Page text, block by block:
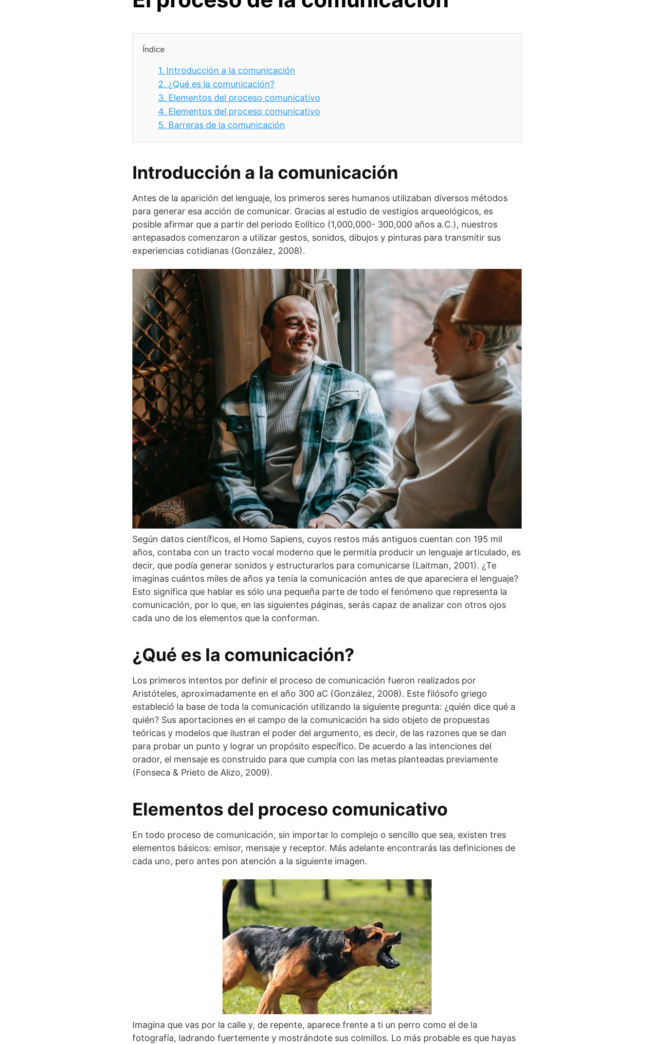
Índice
1. Introducción a la comunicación
2. ¿Qué es la comunicación?
3. Elementos del proceso comunicativo
4. Elementos del proceso comunicativo
5. Barreras de la comunicación
Introducción a la comunicación
Antes de la aparición del lenguaje, los primeros seres humanos utilizaban diversos métodos
para generar esa acción de comunicar. Gracias al estudio de vestigios arqueológicos, es
posible afirmar que a partir del periodo Eolítico (1,000,000- 300,000 años a.C.), nuestros
antepasados comenzaron a utilizar gestos, sonidos, dibujos y pinturas para transmitir sus
experiencias cotidianas (González, 2008).
Según datos científicos, el Homo Sapiens, cuyos restos más antiguos cuentan con 195 mil
años, contaba con un tracto vocal moderno que le permitía producir un lenguaje articulado, es
decir, que podía generar sonidos y estructurarlos para comunicarse (Laitman, 2001). ¿Te
imaginas cuántos miles de años ya tenía la comunicación antes de que apareciera el lenguaje?
Esto significa que hablar es sólo una pequeña parte de todo el fenómeno que representa la
comunicación, por lo que, en las siguientes páginas, serás capaz de analizar con otros ojos
cada uno de los elementos que la conforman.
¿Qué es la comunicación?
Los primeros intentos por definir el proceso de comunicación fueron realizados por
Aristóteles, aproximadamente en el año 300 aC (González, 2008). Este filósofo griego
estableció la base de toda la comunicación utilizando la siguiente pregunta: ¿quién dice qué a
quién? Sus aportaciones en el campo de la comunicación ha sido objeto de propuestas
teóricas y modelos que ilustran el poder del argumento, es decir, de las razones que se dan
para probar un punto y lograr un propósito específico. De acuerdo a las intenciones del
orador, el mensaje es construido para que cumpla con las metas planteadas previamente
(Fonseca & Prieto de Alizo, 2009).
Elementos del proceso comunicativo
En todo proceso de comunicación, sin importar lo complejo o sencillo que sea, existen tres
elementos básicos: emisor, mensaje y receptor. Más adelante encontrarás las definiciones de
cada uno, pero antes pon atención a la siguiente imagen.
Imagina que vas por la calle y, de repente, aparece frente a ti un perro como el de la
fotografía, ladrando fuertemente y mostrándote sus colmillos. Lo más probable es que hayas